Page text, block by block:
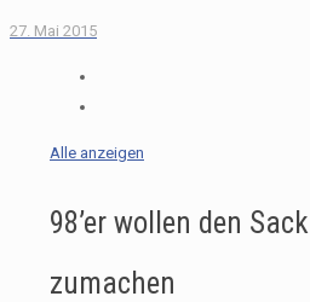
27. Mai 2015
Alle anzeigen
98’er wollen den Sack
zumachen